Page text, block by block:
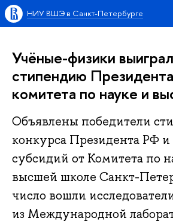
НИУ ВШЭ в Санкт-Петербурге
Учёные-физики
стипендию
комитета по науке и
Объявлены победители
конкурса Президента РФ и
субсидий от Комитета по
высшей школе Санкт-
число вошли
из Международной